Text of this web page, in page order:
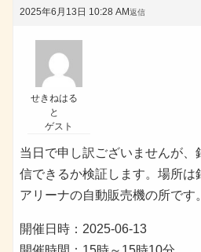
2025年6月13日 10:28 AM返信
せきねはる
と
ゲスト
当日で申し訳ございませんが、
信できるか検証します。場所は
アリーナの自動販売機の所です。
開催日時：2025-06-13